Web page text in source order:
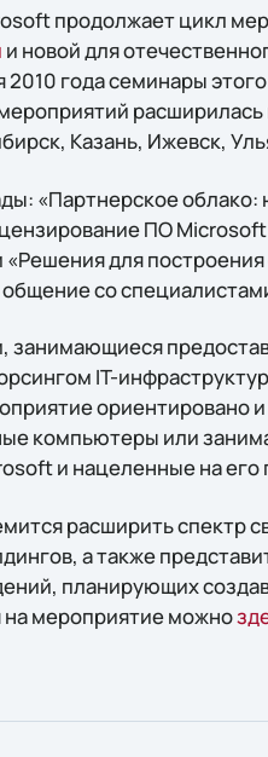
продолжает цикл
и новой для
года семинары
Казань, Ижевск,
«Партнерское
ПО Microsoft
для
со
занимающиеся
IT-
ориентировано
компьютеры или
и нацеленные на
расширить спектр
а также
планирующих
на мероприятие можно